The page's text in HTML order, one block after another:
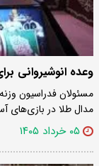
وعده انوشیروانی برای کسب ۳ مدال طلا در
مسئولان فدراسیون
مدال طلا در بازی‌های آسیایی ۲۰۲۶
۰۵ خرداد ۱۴۰۵